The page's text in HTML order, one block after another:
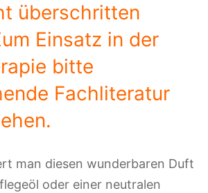
überschritten
Einsatz in der
bitte
Fachliteratur
man diesen wunderbaren Duft
oder einer neutralen